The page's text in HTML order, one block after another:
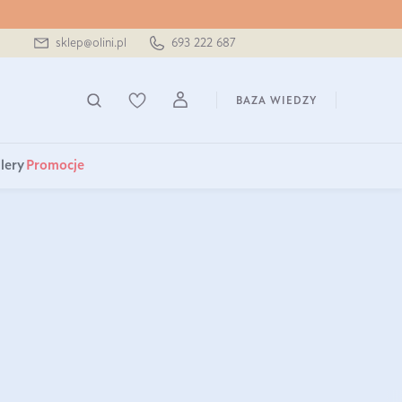
sklep@olini.pl 693 222 687
BAZA WIEDZY
Promocje